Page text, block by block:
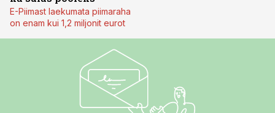
E-Piimast laekumata piimaraha
on enam kui 1,2 miljonit eurot